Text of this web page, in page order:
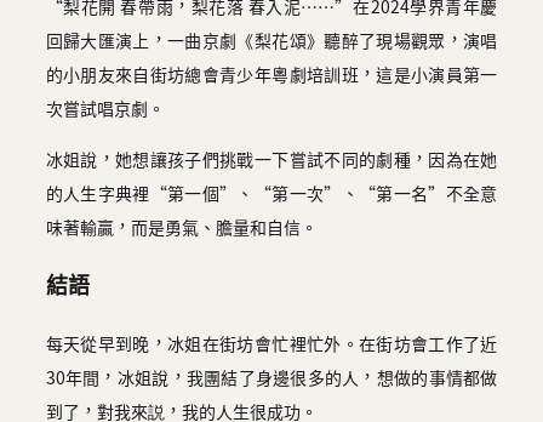
“梨花開 春帶雨，梨花落 春入泥……”在2024學界青年慶
回歸大匯演上，一曲京劇《梨花頌》聽醉了現場觀眾，演唱
的小朋友來自街坊總會青少年粵劇培訓班，這是小演員第一
次嘗試唱京劇。
冰姐說，她想讓孩子們挑戰一下嘗試不同的劇種，因為在她
的人生字典裡“第一個”、“第一次”、“第一名”不全意
味著輸贏，而是勇氣、膽量和自信。
結語
每天從早到晚，冰姐在街坊會忙裡忙外。在街坊會工作了近
30年間，冰姐說，我團結了身邊很多的人，想做的事情都做
到了，對我來説，我的人生很成功。